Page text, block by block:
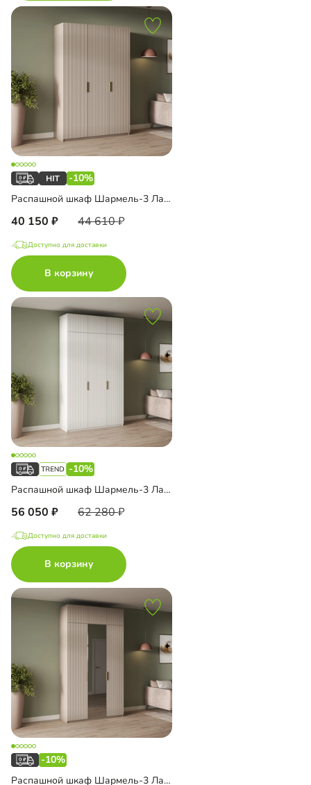
-10%
Распашной шкаф Шармель-3 Лайф
40 150 44 610
Доступно для доставки
В корзину
-10%
Распашной шкаф Шармель-3 Лайф с антресолью
56 050 62 280
Доступно для доставки
В корзину
-10%
Распашной шкаф Шармель-3 Лайф с зеркалом и антресолью